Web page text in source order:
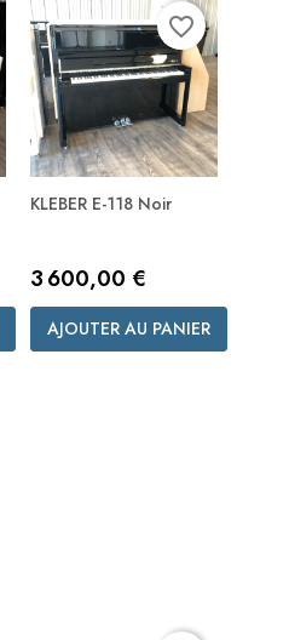
KLEBER E-118 Noir
Prix
3 600,00 €
AJOUTER AU PANIER
favorite_border